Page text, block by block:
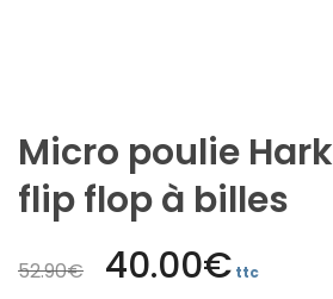
Micro poulie
flip flop à billes
52.90€
Le
40.00€Le
ttc